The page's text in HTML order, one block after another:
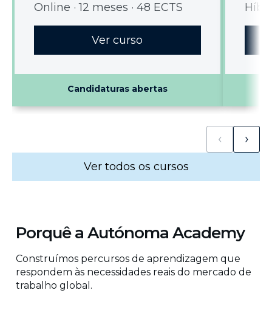
Online · 12 meses · 48 ECTS
Ver curso
Candidaturas abertas
‹ ›
Ver todos os cursos
Porquê a Autónoma Academy
Construímos percursos de aprendizagem que
respondem às necessidades reais do mercado de
trabalho global.